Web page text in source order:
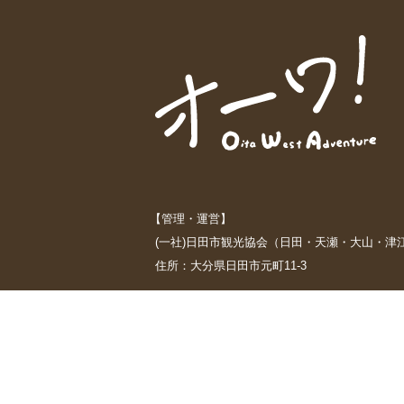
【管理・運営】
(一社)日田市観光協会（日田・天瀬・大山・津
住所：大分県日田市元町11-3